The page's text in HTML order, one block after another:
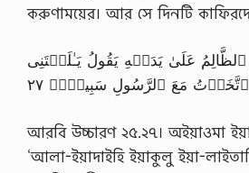
করুণাময়ের। আর সে দিনটি
عَلَىٰ يَدَيۡهِ يَقُولُ يَـٰلَيۡتَنِى
ٱتَّخَذۡتُ مَعَ ٱلرَّسُولِ سَبِيلاً۬ ٢٧
আরবি উচ্চারণ ২৫.২৭। অইয়াওমা
‘আলা-ইয়াদাইহি ইয়াকুলু ইয়া-